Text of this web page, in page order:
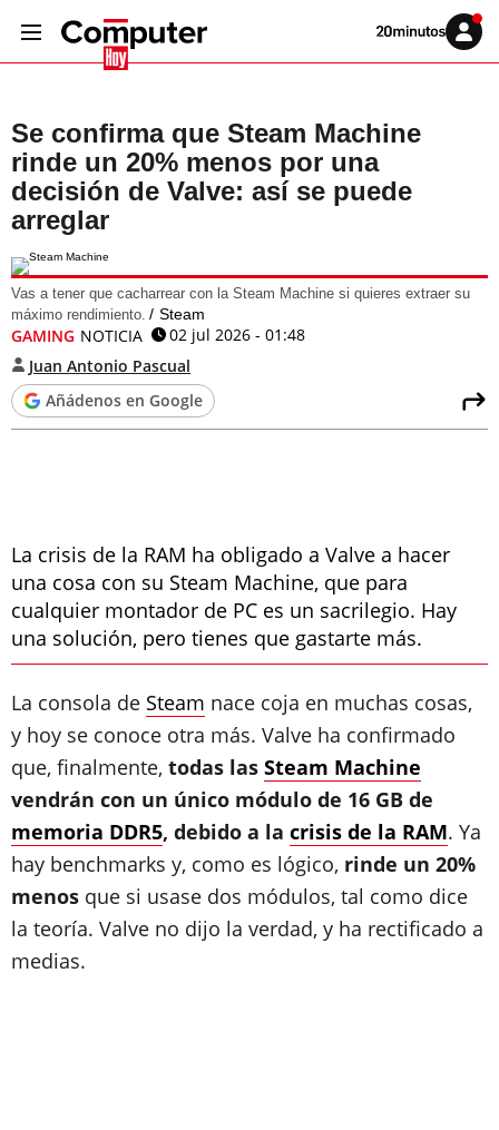
Volver
Iniciar
sesión
Se confirma que Steam Machine
rinde un 20% menos por una
decisión de Valve: así se puede
arreglar
Vas a tener que cacharrear con la Steam Machine si quieres extraer su
máximo rendimiento.
Steam
GAMING NOTICIA
02 jul 2026 - 01:48
Juan Antonio Pascual
Añádenos en Google
La crisis de la RAM ha obligado a Valve a hacer
una cosa con su Steam Machine, que para
cualquier montador de PC es un sacrilegio. Hay
una solución, pero tienes que gastarte más.
La consola de Steam nace coja en muchas cosas,
y hoy se conoce otra más. Valve ha confirmado
que, finalmente, todas las Steam Machine
vendrán con un único módulo de 16 GB de
memoria DDR5, debido a la crisis de la RAM. Ya
hay benchmarks y, como es lógico, rinde un 20%
menos que si usase dos módulos, tal como dice
la teoría. Valve no dijo la verdad, y ha rectificado a
medias.